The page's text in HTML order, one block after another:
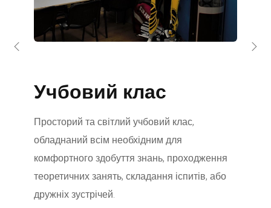
Учбовий клас
Просторий та світлий учбовий клас,
обладнаний всім необхідним для
комфортного здобуття знань, проходження
теоретичних занять, складання іспитів, або
дружніх зустрічей.